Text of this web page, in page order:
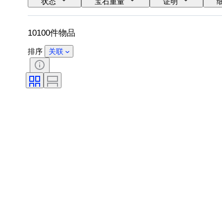
宝石透明度
处理 钻石类型
10100件物品
排序 关联